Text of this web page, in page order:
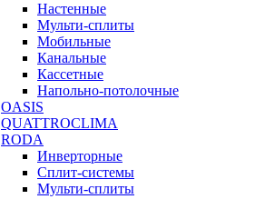
Настенные
Мульти-сплиты
Мобильные
Канальные
Кассетные
Напольно-потолочные
OASIS
QUATTROCLIMA
RODA
Инверторные
Сплит-системы
Мульти-сплиты